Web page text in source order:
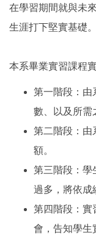
在學習期間就與未
生涯打下堅實基礎。
本系畢業實習課程
第一階段：由
數、以及所需
第二階段：由
額。
第三階段：學
過多，將依成
第四階段：實
會，告知學生